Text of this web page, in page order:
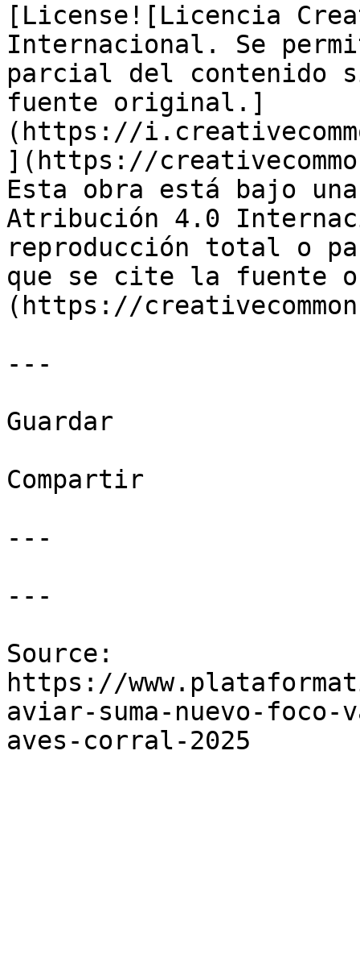
[License![Licencia
Internacional. Se
parcial del contenido
fuente original.]
(https://
](https://
Esta obra está bajo
Atribución 4.0
reproducción total o
que se cite la fuente
(https://
---
Guardar
Compartir
---
---
Source:
https://
aviar-suma-nuevo-